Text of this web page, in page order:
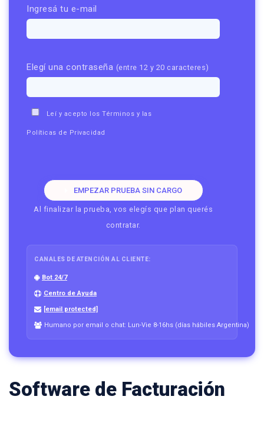
Ingresá tu e-mail
Elegí una contraseña (entre 12 y 20 caracteres)
Leí y acepto los Términos y las
Políticas de Privacidad
EMPEZAR PRUEBA SIN CARGO
Al finalizar la prueba, vos elegís que plan querés
contratar.
CANALES DE ATENCIÓN AL CLIENTE:
Bot 24/7
Centro de Ayuda
[email protected]
Humano por email o chat: Lun-Vie 8-16hs (días hábiles Argentina)
Software de Facturación